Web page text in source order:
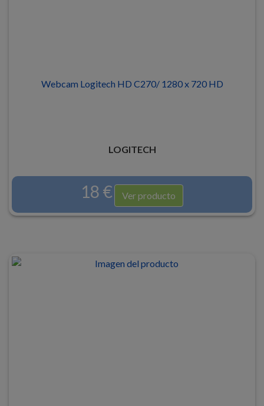
Webcam Logitech HD C270/ 1280 x 720 HD
LOGITECH
18 € Ver producto